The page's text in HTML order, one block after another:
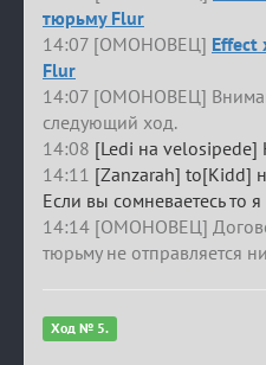
тюрьму Flur
14:07 [ОМОНОВЕЦ] Effect
Flur
14:07 [ОМОНОВЕЦ]
следующий ход.
14:08 [Ledi на velosipede]
14:11 [Zanzarah] to[Kidd]
Если вы сомневаетесь то
14:14 [ОМОНОВЕЦ]
тюрьму не отправляется
Ход № 5.